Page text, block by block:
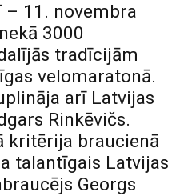
– 11. novembra
3000
tradīcijām
velomaratonā.
arī Latvijas
Rinkēvičs.
kritērija braucienā
talantīgais Latvijas
Georgs